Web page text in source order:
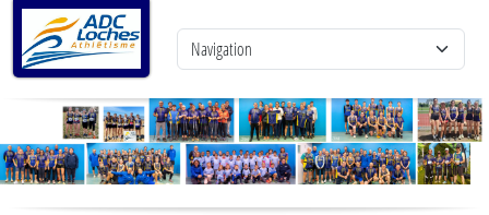
Panneau de gestion des cookies